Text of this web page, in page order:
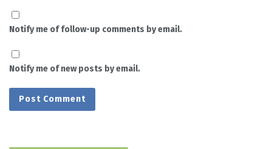
Notify me of follow-up comments by email.
Notify me of new posts by email.